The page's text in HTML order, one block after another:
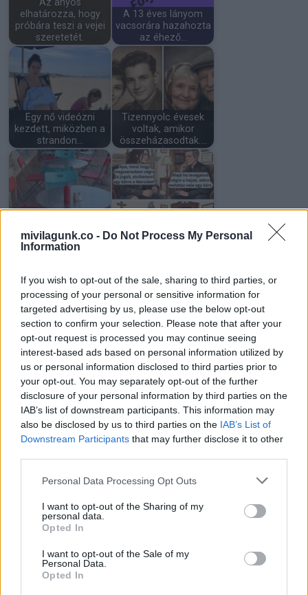
mivilagunk.co - Do Not Process My Personal
Information
If you wish to opt-out of the sale, sharing to third parties, or
processing of your personal or sensitive information for
targeted advertising by us, please use the below opt-out
section to confirm your selection. Please note that after your
opt-out request is processed you may continue seeing
interest-based ads based on personal information utilized by
us or personal information disclosed to third parties prior to
your opt-out. You may separately opt-out of the further
disclosure of your personal information by third parties on the
IAB’s list of downstream participants. This information may
also be disclosed by us to third parties on the IAB’s List of
Downstream Participants that may further disclose it to other
Please note that this website/app uses one or more Google
not limited to your visit or usage behaviour. You may click to
grant or deny consent to Google and its third-party tags to
use your data for below specified purposes in below Google
consent section.
Personal Data Processing Opt Outs
I want to opt-out of the Sharing of my
personal data.
Opted In
I want to opt-out of the Sale of my
Personal Data.
Opted In
Az anyós
elhatározza, hogy
próbára teszi a vejei
szeretetét.
A 13 éves lányom
vacsorára hazahozta
az éhező…
Egy nő videózni
kezdett, miközben a
strandon…
Tizennyolc évesek
voltak, amikor
összeházasodtak.…
sarokból figyeltem…
míg egy botrány…
hitte, hogy túljárt a
3 évesen fogadtam
örökbe a kislányt egy
halálos…
A szőke nő
megérkezik a
Mennyország
kapujához, ahol…
A húsvét nagy
fordulatot hozhat
Vicc: A friss házasok
első közös
éjszakájukra
Ma este érkezik a
nyílik…
anyósom…